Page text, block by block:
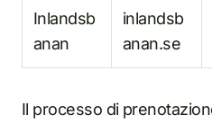
Inlandsb
anan
inlandsb
anan.se
Il processo di